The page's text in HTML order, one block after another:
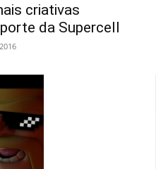
criativas
da Supercell